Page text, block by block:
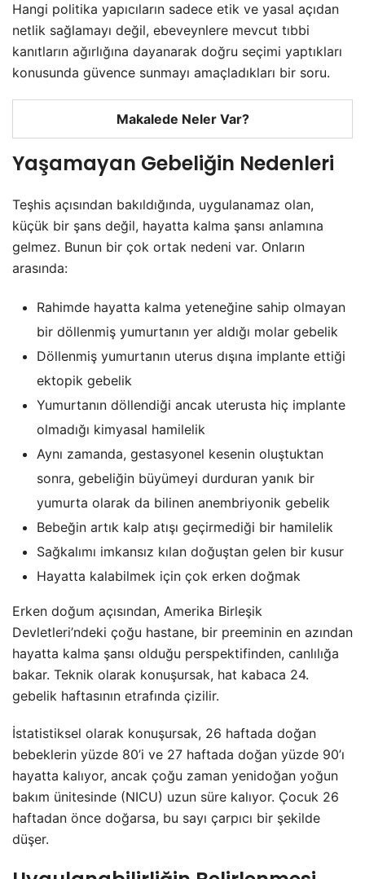
Hangi politika yapıcıların sadece etik ve yasal açıdan
netlik sağlamayı değil, ebeveynlere mevcut tıbbi
kanıtların ağırlığına dayanarak doğru seçimi yaptıkları
konusunda güvence sunmayı amaçladıkları bir soru.
Makalede Neler Var?
Yaşamayan Gebeliğin Nedenleri
Teşhis açısından bakıldığında, uygulanamaz olan,
küçük bir şans değil, hayatta kalma şansı anlamına
gelmez. Bunun bir çok ortak nedeni var. Onların
arasında:
Rahimde hayatta kalma yeteneğine sahip olmayan
bir döllenmiş yumurtanın yer aldığı molar gebelik
Döllenmiş yumurtanın uterus dışına implante ettiği
ektopik gebelik
Yumurtanın döllendiği ancak uterusta hiç implante
olmadığı kimyasal hamilelik
Aynı zamanda, gestasyonel kesenin oluştuktan
sonra, gebeliğin büyümeyi durduran yanık bir
yumurta olarak da bilinen anembriyonik gebelik
Bebeğin artık kalp atışı geçirmediği bir hamilelik
Sağkalımı imkansız kılan doğuştan gelen bir kusur
Hayatta kalabilmek için çok erken doğmak
Erken doğum açısından, Amerika Birleşik
Devletleri’ndeki çoğu hastane, bir preeminin en azından
hayatta kalma şansı olduğu perspektifinden, canlılığa
bakar. Teknik olarak konuşursak, hat kabaca 24.
gebelik haftasının etrafında çizilir.
İstatistiksel olarak konuşursak, 26 haftada doğan
bebeklerin yüzde 80’i ve 27 haftada doğan yüzde 90’ı
hayatta kalıyor, ancak çoğu zaman yenidoğan yoğun
bakım ünitesinde (NICU) uzun süre kalıyor. Çocuk 26
haftadan önce doğarsa, bu sayı çarpıcı bir şekilde
düşer.